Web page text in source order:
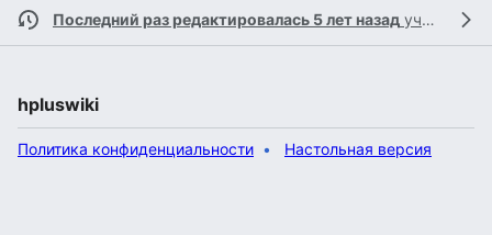
Последний раз редактировалась 5 лет назад участником
hpluswiki
Политика конфиденциальности Настольная версия